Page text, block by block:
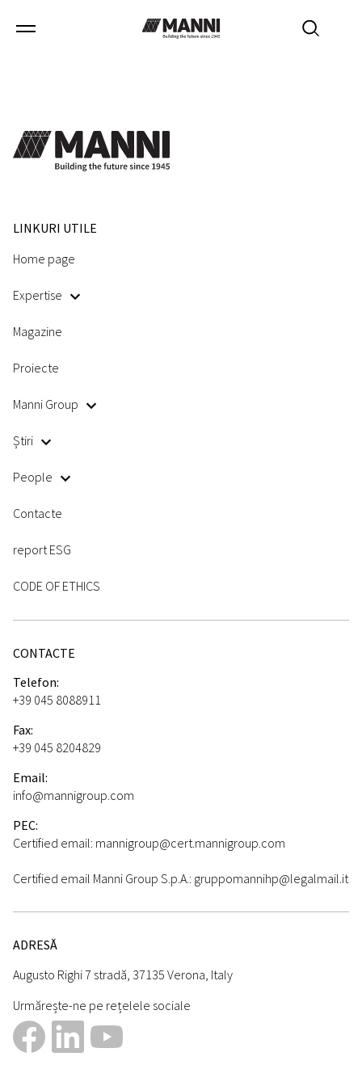
LINKURI UTILE
Home page
Expertise
Magazine
Proiecte
Manni Group
Știri
People
Contacte
report ESG
CODE OF ETHICS
CONTACTE
Telefon:
+39 045 8088911
Fax:
+39 045 8204829
Email:
info@mannigroup.com
PEC:
Certified email: mannigroup@cert.mannigroup.com
Certified email Manni Group S.p.A.: gruppomannihp@legalmail.it
ADRESĂ
Augusto Righi 7 stradă, 37135 Verona, Italy
Urmărește-ne pe rețelele sociale